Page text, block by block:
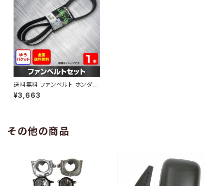
送料無料 ファンベルト ホンダ
シビック 型式FD2 H18.04～H
22.08 （国内トップメーカー） 1
¥3,663
その他の商品